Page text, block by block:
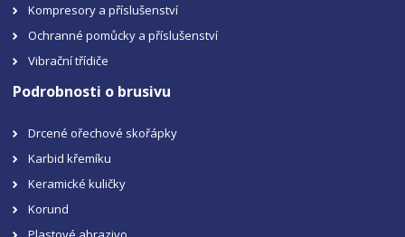
Kompresory a příslušenství
Ochranné pomůcky a příslušenství
Vibrační třídiče
Podrobnosti o brusivu
Drcené ořechové skořápky
Karbid křemíku
Keramické kuličky
Korund